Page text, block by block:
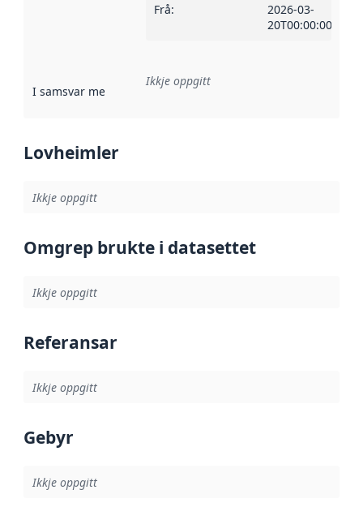
Frå:
2026-03-
20T00:00:00Z
I samsvar med Referanse til ei implementeringsregel eller
Ikkje oppgitt
Lovheimler
Ikkje oppgitt
Omgrep brukte i datasettet
Ikkje oppgitt
Referansar
Ikkje oppgitt
Gebyr
Ikkje oppgitt